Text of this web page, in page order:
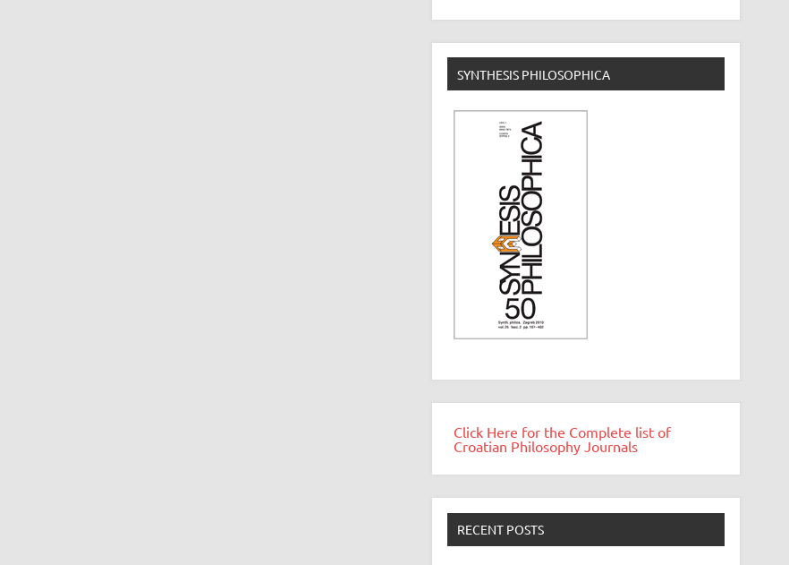
SYNTHESIS PHILOSOPHICA
Click Here for the Complete list of
Croatian Philosophy Journals
RECENT POSTS